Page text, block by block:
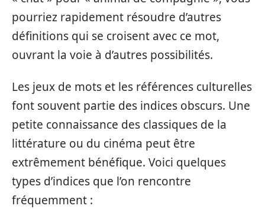
pourriez rapidement résoudre d’autres
définitions qui se croisent avec ce mot,
ouvrant la voie à d’autres possibilités.
Les jeux de mots et les références culturelles
font souvent partie des indices obscurs. Une
petite connaissance des classiques de la
littérature ou du cinéma peut être
extrêmement bénéfique. Voici quelques
types d’indices que l’on rencontre
fréquemment :